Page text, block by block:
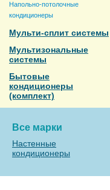
Напольно-потолочные
кондиционеры
Мульти-сплит системы
Мультизональные
системы
Бытовые
кондиционеры
(комплект)
Все марки
Настенные
кондиционеры